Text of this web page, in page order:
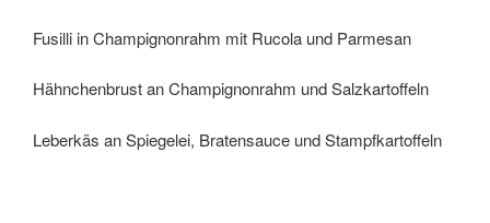
Fusilli in Champignonrahm mit Rucola und Parmesan
Hähnchenbrust an Champignonrahm und Salzkartoffeln
Leberkäs an Spiegelei, Bratensauce und Stampfkartoffeln